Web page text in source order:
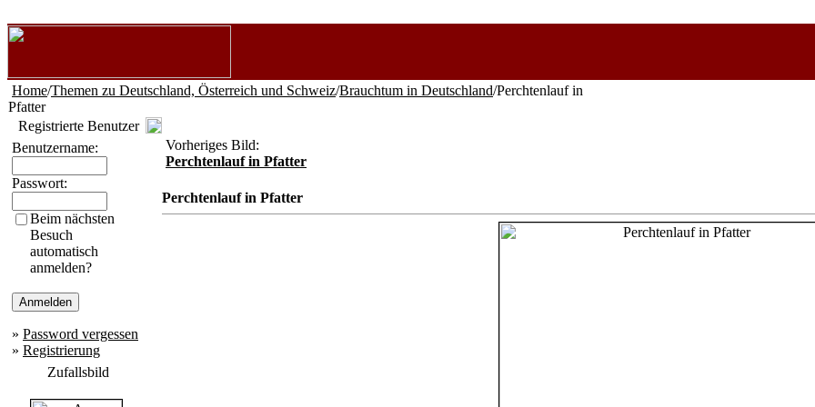
Home/Themen zu Deutschland, Österreich und Schweiz/Brauchtum in Deutschland/Perchtenlauf in
Pfatter
Registrierte Benutzer
Benutzername:
Passwort:
Beim nächsten
Besuch
automatisch
anmelden?
» Password vergessen
» Registrierung
Zufallsbild
Vorheriges Bild:
Perchtenlauf in Pfatter
Perchtenlauf in Pfatter